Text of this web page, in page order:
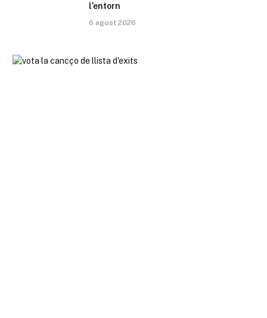
l’entorn
6 agost 2026